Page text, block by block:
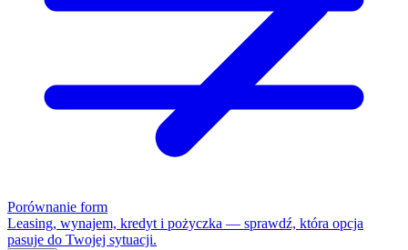
Porównanie form
Leasing, wynajem, kredyt i pożyczka — sprawdź, która opcja
pasuje do Twojej sytuacji.